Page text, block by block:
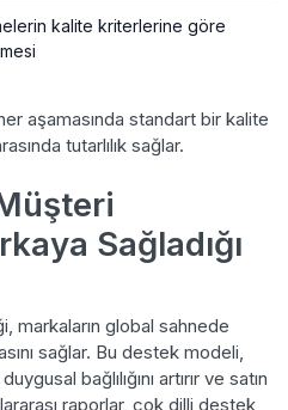
kalite kriterlerine göre
aşamasında standart bir kalite
tutarlılık sağlar.
Sağladığı
markaların global sahnede
sağlar. Bu destek modeli,
bağlılığını artırır ve satın
raporlar, çok dilli destek